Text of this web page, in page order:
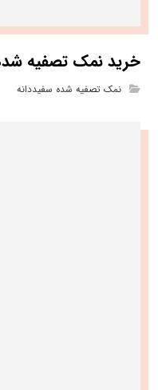
خرید نمک تصفیه شده
نمک تصفیه شده سفیددانه